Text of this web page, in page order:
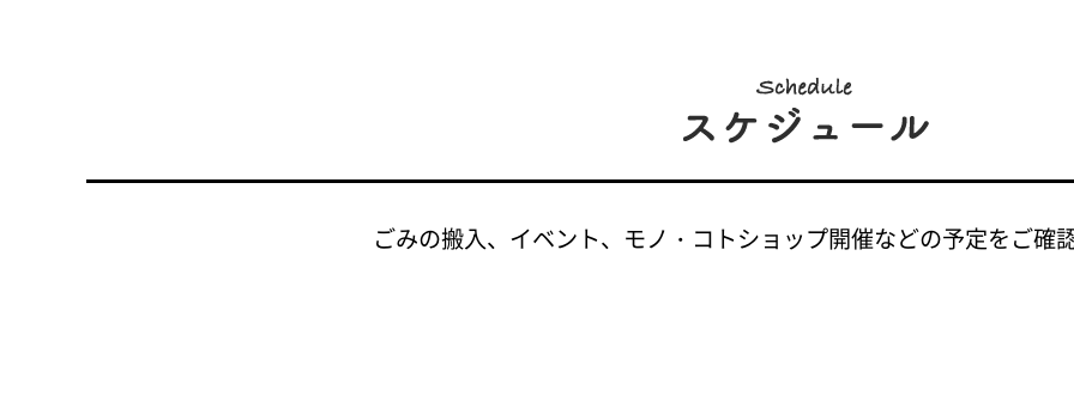
ごみの搬入、イベント、モノ・コトショップ開催などの予定をご確